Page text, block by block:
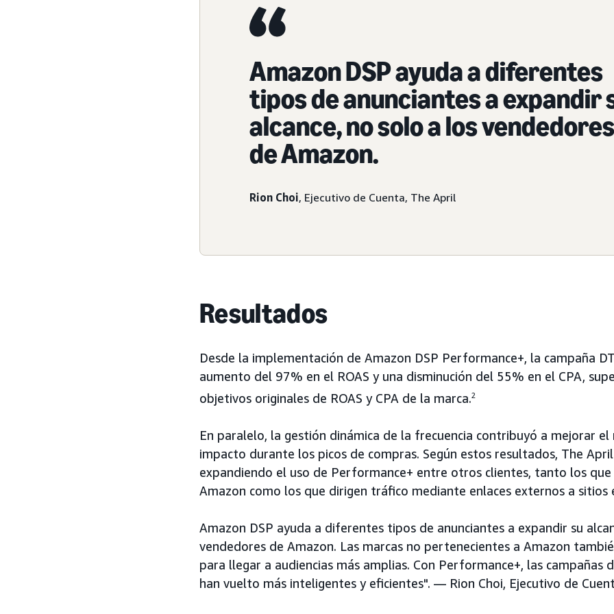
Amazon DSP ayuda a diferentes
tipos de anunciantes a expandir
alcance, no solo a los vendedores
de Amazon.
Rion Choi, Ejecutivo de Cuenta, The April
Resultados
Desde la implementación de Amazon DSP Performance+, la campaña
aumento del 97% en el ROAS y una disminución del 55% en el CPA,
objetivos originales de ROAS y CPA de la marca.2
En paralelo, la gestión dinámica de la frecuencia contribuyó a mejorar
impacto durante los picos de compras. Según estos resultados, The
expandiendo el uso de Performance+ entre otros clientes, tanto los que
Amazon como los que dirigen tráfico mediante enlaces externos a sitios
Amazon DSP ayuda a diferentes tipos de anunciantes a expandir su
vendedores de Amazon. Las marcas no pertenecientes a Amazon
para llegar a audiencias más amplias. Con Performance+, las campañas
han vuelto más inteligentes y eficientes". — Rion Choi, Ejecutivo de